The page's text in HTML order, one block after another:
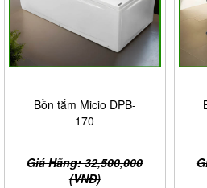
Bồn tắm Micio DPB-
170
Giá Hãng: 32,500,000
(VNĐ)